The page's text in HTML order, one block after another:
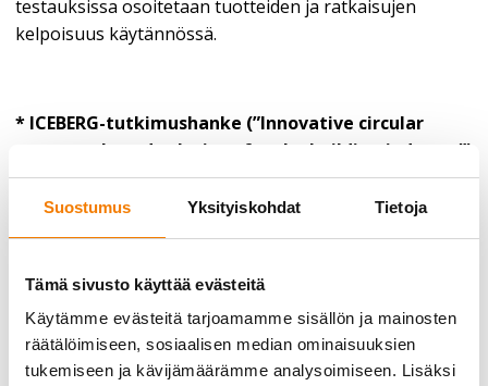
Suostumus Yksityiskohdat Tietoja
Tämä sivusto käyttää evästeitä
Käytämme evästeitä tarjoamamme sisällön ja mainosten
räätälöimiseen, sosiaalisen median ominaisuuksien
tukemiseen ja kävijämäärämme analysoimiseen. Lisäksi
testauksissa osoitetaan tuotteiden ja ratkaisujen
kelpoisuus käytännössä.
* ICEBERG-tutkimushanke (”Innovative circular
economy-based solutions for the building industry”)
Nelivuotisen hankkeen kokonaisbudjetti on 15,7
miljoona euroa, joista EU tuki on 13 miljoonaa euroa.
huhtikuussa. Hanketta koordinoi espanjalainen
kymmenestä eri maasta. Suomalaisten partnereiden
budjettiosuus on yhteensä lähes 1,2 miljoona euroa.